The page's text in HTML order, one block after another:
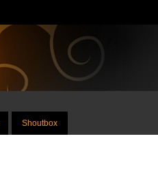
Shoutbox